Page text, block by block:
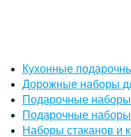
Кухонные
Дорожные наборы
Подарочные
Подарочные
Наборы стаканов и